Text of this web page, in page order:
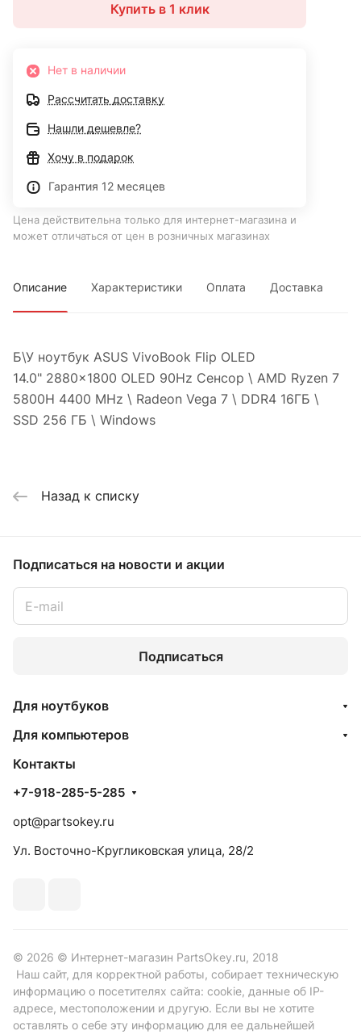
Купить в 1 клик
Нет в наличии
Рассчитать доставку
Нашли дешевле?
Хочу в подарок
Гарантия 12 месяцев
Цена действительна только для интернет-магазина и
может отличаться от цен в розничных магазинах
Описание Характеристики Оплата Доставка
Б\У ноутбук ASUS VivoBook Flip OLED
14.0" 2880x1800 OLED 90Hz Сенсор \ AMD Ryzen 7
5800H 4400 MHz \ Radeon Vega 7 \ DDR4 16ГБ \
SSD 256 ГБ \ Windows
Назад к списку
Подписаться на новости и акции
Подписаться
Для ноутбуков
Для компьютеров
Контакты
+7-918-285-5-285
opt@partsokey.ru
Ул. Восточно-Кругликовская улица, 28/2
© 2026 © Интернет-магазин PartsOkey.ru, 2018
Наш сайт, для корректной работы, собирает техническую
информацию о посетителях сайта: cookie, данные об IP-
адресе, местоположении и другую. Если вы не хотите
оставлять о себе эту информацию для ее дальнейшей